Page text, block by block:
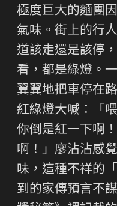
極度巨大的麵團
氣味。街上的行
道該走還是該停
看，都是綠燈。
翼翼地把車停在
紅綠燈大喊：「
你倒是紅一下啊
啊！」廖沾沾感
味，這種不祥的
到的家傳預言不